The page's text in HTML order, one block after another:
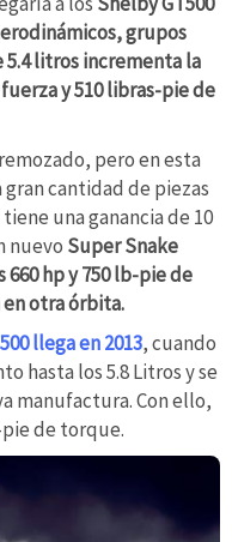
grupos
litros incrementa la
y 510 libras-pie de
pero en esta
cantidad de piezas
una ganancia de 10
nuevo Super Snake
hp y 750 lb-pie de
otra órbita.
llega en 2013, cuando
hasta los 5.8 Litros y se
manufactura. Con ello,
pie de torque.